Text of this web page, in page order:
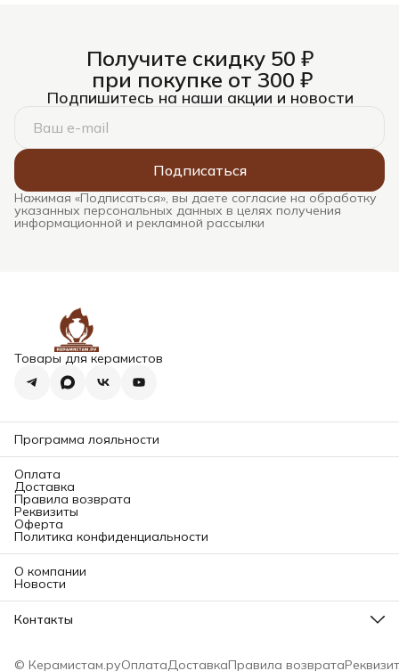
Получите скидку 50 ₽
при покупке от 300 ₽
Подпишитесь на наши акции и новости
Подписаться
Нажимая «Подписаться», вы даете согласие на обработку
указанных персональных данных в целях получения
информационной и рекламной рассылки
Товары для керамистов
Программа лояльности
Оплата
Доставка
Правила возврата
Реквизиты
Оферта
Политика конфиденциальности
О компании
Новости
Контакты
этаж)
© Керамистам.руОплатаДоставкаПравила возврата